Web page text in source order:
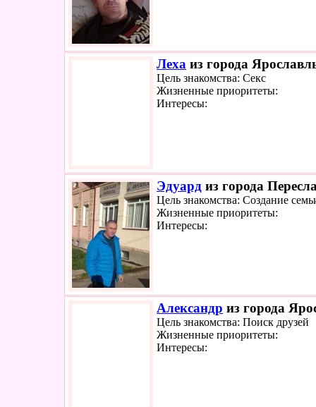
Леха из города
Цель знакомства: Секс
Жизненные приоритеты:
Интересы:
Эдуард из города
Цель знакомства: Создание
Жизненные приоритеты:
Интересы:
Александр из города
Цель знакомства: Поиск друзей
Жизненные приоритеты:
Интересы: